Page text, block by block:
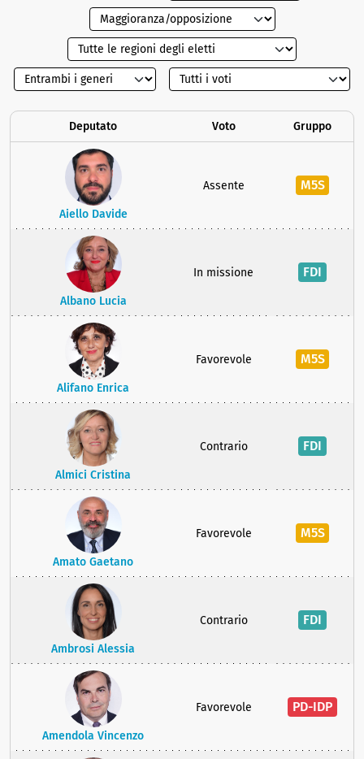
Deputato Voto Gruppo
Aiello Davide
Assente M5S
Albano Lucia
In missione FDI
Alifano Enrica
Favorevole M5S
Almici Cristina
Contrario FDI
Amato Gaetano
Favorevole M5S
Ambrosi Alessia
Contrario FDI
Amendola Vincenzo
Favorevole PD-IDP